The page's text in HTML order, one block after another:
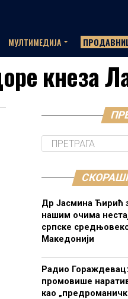
МУЛТИМЕДИЈА
кнеза
Др Јасмина Ћирић
нашим очима
српске
Македонији
Радио
промовише
као